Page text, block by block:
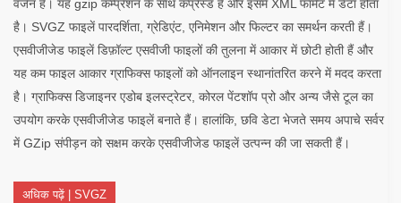
वर्जन है। यह gzip कम्प्रेशन के साथ कंप्रेस्ड है और इसमें XML फॉर्मेट में डेटा होता
है। SVGZ फाइलें पारदर्शिता, ग्रेडिएंट, एनिमेशन और फिल्टर का समर्थन करती हैं।
एसवीजीजेड फाइलें डिफ़ॉल्ट एसवीजी फाइलों की तुलना में आकार में छोटी होती हैं और
यह कम फाइल आकार ग्राफिक्स फाइलों को ऑनलाइन स्थानांतरित करने में मदद करता
है। ग्राफिक्स डिजाइनर एडोब इलस्ट्रेटर, कोरल पेंटशॉप प्रो और अन्य जैसे टूल का
उपयोग करके एसवीजीजेड फाइलें बनाते हैं। हालांकि, छवि डेटा भेजते समय अपाचे सर्वर
में GZip संपीड़न को सक्षम करके एसवीजीजेड फाइलें उत्पन्न की जा सकती हैं।
अधिक पढ़ें | SVGZ